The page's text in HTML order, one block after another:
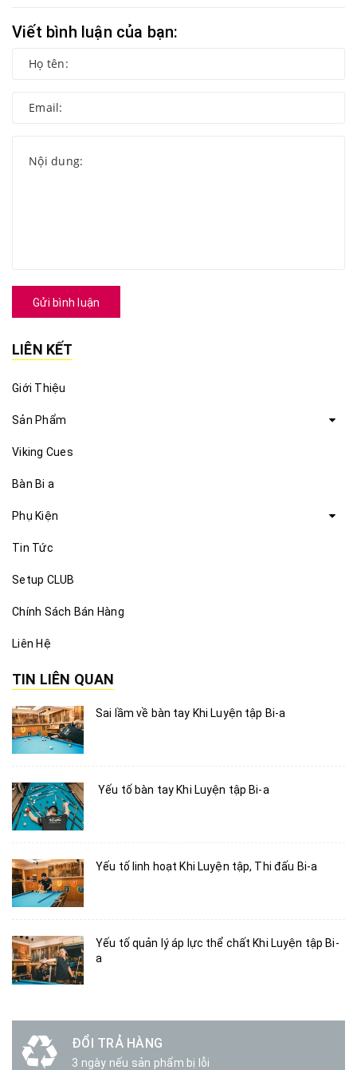
Viết bình luận của bạn:
Gửi bình luận
LIÊN KẾT
Giới Thiệu
Sản Phẩm
Viking Cues
Bàn Bi a
Phụ Kiện
Tin Tức
Setup CLUB
Chính Sách Bán Hàng
Liên Hệ
TIN LIÊN QUAN
Sai lầm về bàn tay Khi Luyện tập Bi-a
Yếu tố bàn tay Khi Luyện tập Bi-a
Yếu tố linh hoạt Khi Luyện tập, Thi đấu Bi-a
Yếu tố quản lý áp lực thể chất Khi Luyện tập Bi-
a
ĐỔI TRẢ HÀNG
3 ngày nếu sản phẩm bị lỗi